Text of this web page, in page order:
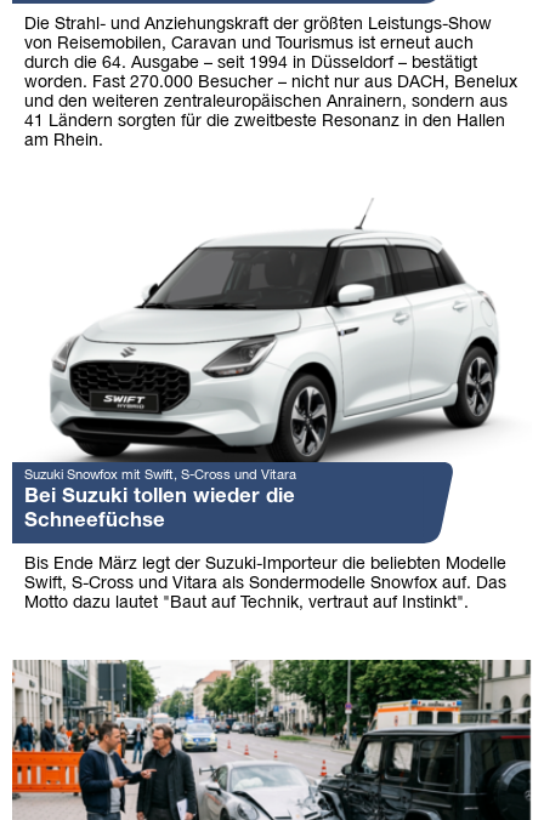
Die Strahl- und Anziehungskraft der größten Leistungs-Show
von Reisemobilen, Caravan und Tourismus ist erneut auch
durch die 64. Ausgabe – seit 1994 in Düsseldorf – bestätigt
worden. Fast 270.000 Besucher – nicht nur aus DACH, Benelux
und den weiteren zentraleuropäischen Anrainern, sondern aus
41 Ländern sorgten für die zweitbeste Resonanz in den Hallen
am Rhein.
Suzuki Snowfox mit Swift, S-Cross und Vitara
Bei Suzuki tollen wieder die
Schneefüchse
Bis Ende März legt der Suzuki-Importeur die beliebten Modelle
Swift, S-Cross und Vitara als Sondermodelle Snowfox auf. Das
Motto dazu lautet "Baut auf Technik, vertraut auf Instinkt".